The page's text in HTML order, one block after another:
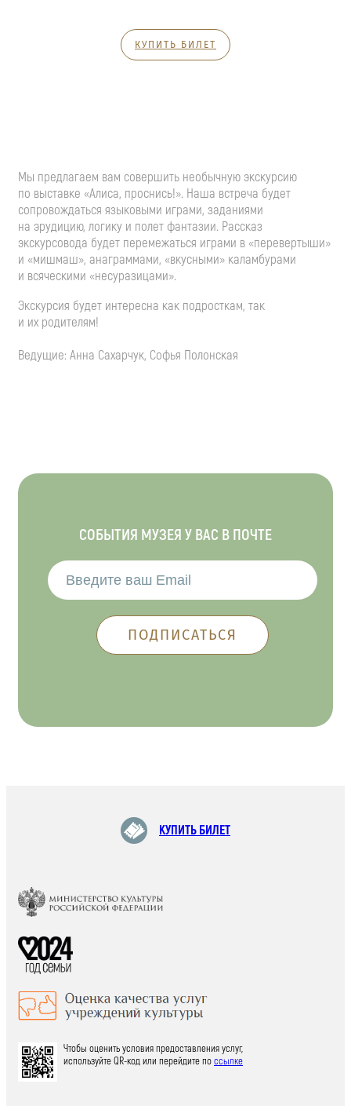
КУПИТЬ БИЛЕТ
Мы предлагаем вам совершить необычную экскурсию
по выставке «Алиса, проснись!». Наша встреча будет
сопровождаться языковыми играми, заданиями
на эрудицию, логику и полет фантазии. Рассказ
экскурсовода будет перемежаться играми в «перевертыши»
и «мишмаш», анаграммами, «вкусными» каламбурами
и всяческими «несуразицами».
Экскурсия будет интересна как подросткам, так
и их родителям!
Ведущие: Анна Сахарчук, Софья Полонская
СОБЫТИЯ МУЗЕЯ У ВАС В ПОЧТЕ
КУПИТЬ БИЛЕТ
Чтобы оценить условия предоставления услуг,
используйте QR-код или перейдите поссылке